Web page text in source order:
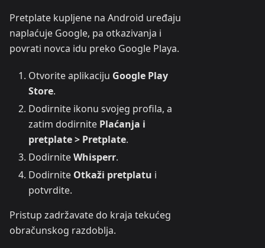
Pretplate kupljene na Android uređaju
naplaćuje Google, pa otkazivanja i
povrati novca idu preko Google Playa.
Otvorite aplikaciju Google Play
Store.
Dodirnite ikonu svojeg profila, a
zatim dodirnite Plaćanja i
pretplate > Pretplate.
DodirniteWhisperr.
Dodirnite Otkaži pretplatu i
potvrdite.
Pristup zadržavate do kraja tekućeg
obračunskog razdoblja.